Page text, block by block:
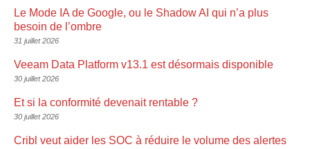
Le Mode IA de Google, ou le Shadow AI qui n’a plus
besoin de l’ombre
31 juillet 2026
Veeam Data Platform v13.1 est désormais disponible
30 juillet 2026
Et si la conformité devenait rentable ?
30 juillet 2026
Cribl veut aider les SOC à réduire le volume des alertes